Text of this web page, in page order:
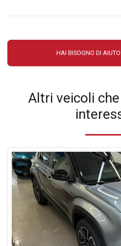
HAI BISOGNO DI
Altri veicoli